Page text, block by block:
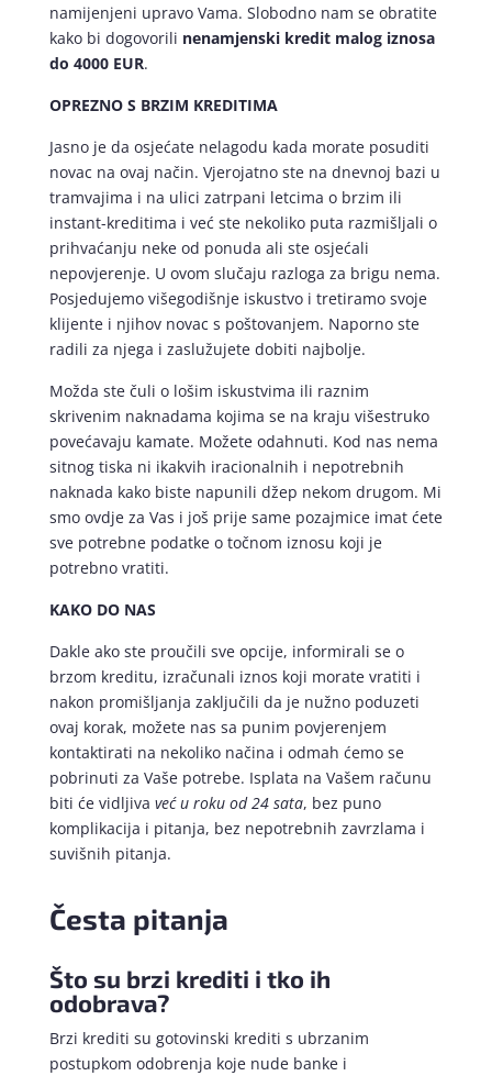
namijenjeni upravo Vama. Slobodno nam se obratite
kako bi dogovorili nenamjenski kredit malog iznosa
do 4000 EUR.
OPREZNO S BRZIM KREDITIMA
Jasno je da osjećate nelagodu kada morate posuditi
novac na ovaj način. Vjerojatno ste na dnevnoj bazi u
tramvajima i na ulici zatrpani letcima o brzim ili
instant-kreditima i već ste nekoliko puta razmišljali o
prihvaćanju neke od ponuda ali ste osjećali
nepovjerenje. U ovom slučaju razloga za brigu nema.
Posjedujemo višegodišnje iskustvo i tretiramo svoje
klijente i njihov novac s poštovanjem. Naporno ste
radili za njega i zaslužujete dobiti najbolje.
Možda ste čuli o lošim iskustvima ili raznim
skrivenim naknadama kojima se na kraju višestruko
povećavaju kamate. Možete odahnuti. Kod nas nema
sitnog tiska ni ikakvih iracionalnih i nepotrebnih
naknada kako biste napunili džep nekom drugom. Mi
smo ovdje za Vas i još prije same pozajmice imat ćete
sve potrebne podatke o točnom iznosu koji je
potrebno vratiti.
KAKO DO NAS
Dakle ako ste proučili sve opcije, informirali se o
brzom kreditu, izračunali iznos koji morate vratiti i
nakon promišljanja zaključili da je nužno poduzeti
ovaj korak, možete nas sa punim povjerenjem
kontaktirati na nekoliko načina i odmah ćemo se
pobrinuti za Vaše potrebe. Isplata na Vašem računu
biti će vidljiva već u roku od 24 sata, bez puno
komplikacija i pitanja, bez nepotrebnih zavrzlama i
suvišnih pitanja.
Česta pitanja
Što su brzi krediti i tko ih
odobrava?
Brzi krediti su gotovinski krediti s ubrzanim
postupkom odobrenja koje nude banke i